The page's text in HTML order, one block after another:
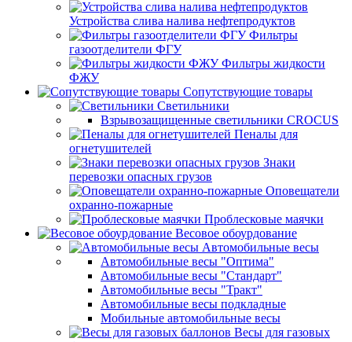
Устройства слива налива нефтепродуктов
Фильтры
газоотделители ФГУ
Фильтры жидкости
ФЖУ
Сопутствующие товары
Светильники
Взрывозащищенные светильники CROCUS
Пеналы для
огнетушителей
Знаки
перевозки опасных грузов
Оповещатели
охранно-пожарные
Проблесковые маячки
Весовое обоурдование
Автомобильные весы
Автомобильные весы "Оптима"
Автомобильные весы "Стандарт"
Автомобильные весы "Тракт"
Автомобильные весы подкладные
Мобильные автомобильные весы
Весы для газовых